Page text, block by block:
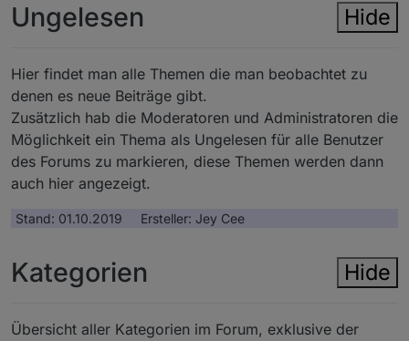
Hide
Ungelesen
Hier findet man alle Themen die man beobachtet zu
denen es neue Beiträge gibt.
Zusätzlich hab die Moderatoren und Administratoren die
Möglichkeit ein Thema als Ungelesen für alle Benutzer
des Forums zu markieren, diese Themen werden dann
auch hier angezeigt.
Stand: 01.10.2019 Ersteller: Jey Cee
Hide
Kategorien
Übersicht aller Kategorien im Forum, exklusive der